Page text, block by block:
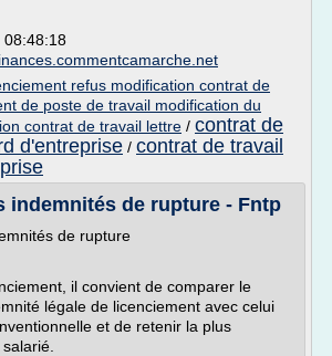
08:48:18
refus modification contrat de
de poste de travail modification du
contrat de travail lettre / contrat de
d'entreprise / contrat de travail
indemnités de rupture - Fntp
de rupture
il convient de comparer le
légale de licenciement avec celui
et de retenir la plus